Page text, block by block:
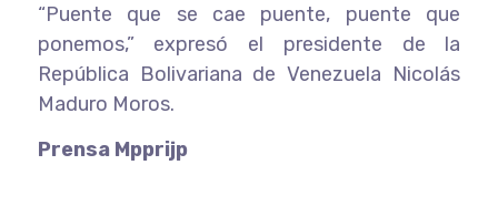
“Puente que se cae puente, puente que
ponemos,” expresó el presidente de la
República Bolivariana de Venezuela Nicolás
Maduro Moros.
Prensa Mpprijp